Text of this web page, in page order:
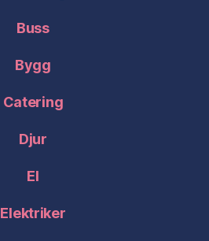
Buss
Bygg
Catering
Djur
El
Elektriker